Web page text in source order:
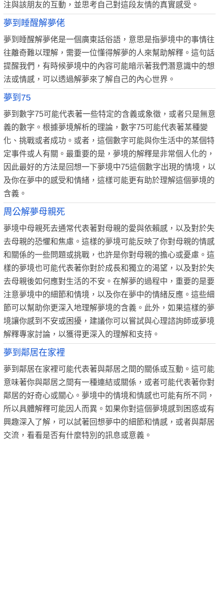
注與該朋友的互動，並思考自己對這段友情的真實感受。
夢到睡醒解夢佬
夢到睡醒解夢佬是一個廣東話俗語，意思是指夢境中的事情往
往離奇難以理解，需要一位懂得解夢的人來幫助解釋。這句話
提醒我們，有時候夢境中的內容可能暗示著我們潛意識中的想
法或情感，可以透過解夢來了解自己的內心世界。
夢到75
夢到數字75可能代表著一些特定的含義或象徵，或者只是無意
義的數字。根據夢境解析的理論，數字75可能代表著某種變
化、挑戰或者成功。或者，這個數字可能與你生活中的某個特
定事件或人有關。最重要的是，夢境的解釋是非常個人化的，
因此最好的方法是回想一下夢境中75這個數字出現的情境，以
及你在夢中的感受和情緒，這樣可能更有助於理解這個夢境的
含義。
周公解夢母親死
夢境中母親死去通常代表著對母親的愛與依賴感，以及對於失
去母親的恐懼和焦慮。這樣的夢境可能反映了你對母親的情感
和關係的一些問題或挑戰，也許是你對母親的擔心或憂慮。這
樣的夢境也可能代表著你對於成長和獨立的渴望，以及對於失
去母親後如何應對生活的不安。在解夢的過程中，重要的是要
注意夢境中的細節和情境，以及你在夢中的情緒反應。這些細
節可以幫助你更深入地理解夢境的含義。此外，如果這樣的夢
境讓你感到不安或困擾，建議你可以嘗試與心理諮詢師或夢境
解釋專家討論，以獲得更深入的理解和支持。
夢到鄰居在家裡
夢到鄰居在家裡可能代表著與鄰居之間的關係或互動。這可能
意味著你與鄰居之間有一種連結或關係，或者可能代表著你對
鄰居的好奇心或關心。夢境中的情境和情感也可能有所不同，
所以具體解釋可能因人而異。如果你對這個夢境感到困惑或有
興趣深入了解，可以試著回想夢中的細節和情感，或者與鄰居
交流，看看是否有什麼特別的訊息或意義。